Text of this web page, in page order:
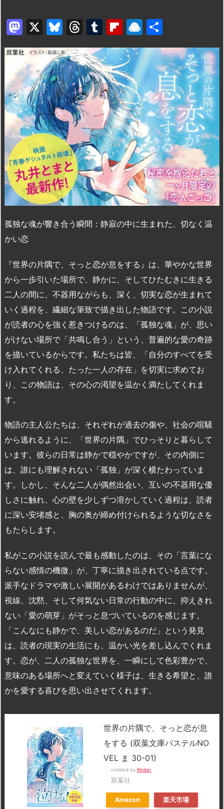
M
a
st
o
d
o
n
X
Bl
u
e
s
k
y
T
hr
e
a
d
s
T
u
m
bl
r
Fl
ip
b
o
ar
d
R
ai
n
dr
o
p.
io
有
孤独な魂が響き合う瞬間：静寂の中に生まれた、切なく温
かい恋
『世界の片隅で、そっと恋が息をする』は、華やかな世界
から一歩引いた場所で、静かに、そしてひたむきに生きる
二人の間に、不器用ながらも、深く、切実な恋が生まれて
いく過程を、繊細な筆致で描き出した物語です。この小説
が読者の心を強く惹きつけるのは、「孤独な魂」が、思い
がけない場所で「共鳴し合う」という、普遍的な愛の奇跡
を描いているからです。私たちは皆、「自分のすべてを受
け入れてくれる、たった一人の存在」を切実に求めてお
り、この物語は、その心の渇望を温かく満たしてくれま
す。
物語の主人公たちは、それぞれが過去の傷や、社会の喧騒
から逃れるように、「世界の片隅」でひっそりと暮らして
います。彼らの日常は静かで穏やかですが、その内側に
は、誰にも理解されない「孤独」が深く横たわっていま
す。しかし、そんな二人が偶然出会い、互いの不器用な優
しさに触れ、心の壁を少しずつ溶かしていく過程は、読者
に深い安堵感と、胸の奥が締め付けられるような切なさを
もたらします。
私がこの小説を読んで最も感動したのは、その「言葉にな
らない感情の機微」が、丁寧に描き出されている点です。
派手なドラマや激しい展開があるわけではありませんが、
視線、沈黙、そして何気ない日常の行動の中に、抑えきれ
ない「愛の萌芽」がそっと息づいているのを感じます。
「こんなにも静かで、美しい恋があるのだ」という発見
は、読者の現実の生活にも、温かい光を差し込んでくれま
す。恋が、二人の孤独な世界を、一瞬にして色彩豊かで、
意味のある場所へと変えていく様子は、生きる希望と、誰
かを愛する喜びを思い出させてくれます。
世界の片隅で、そっと恋が息
をする (双葉文庫パステルNO
VEL ま 30-01)
created by Rinker
双葉社
Amazon 楽天市場